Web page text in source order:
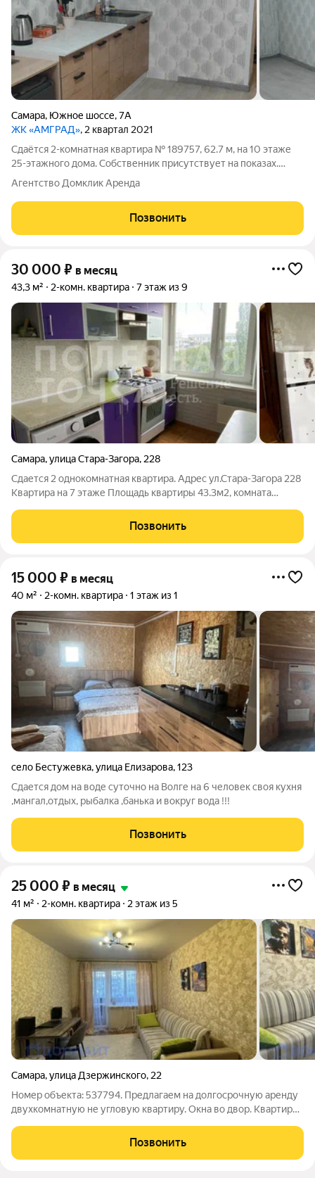
Самара, Южное шоссе,7А
ЖК «АМГРАД», 2 квартал 2021
Сдаётся 2-комнатная квартира № 189757, 62.7 м, на 10 этаже
25-этажного дома. Собственник присутствует на показах.
Коммунальные платежи включены в стоимость. Счетчики
оплачиваются отдельно. По условиям проживания: можно с
детьми, можно с питомцами. Из
Агентство Домклик Аренда
Позвонить
30 000 ₽ в месяц
43,3 м² 2-комн. квартира 7 этаж из 9
Самара,улица Стара-Загора, 228
Сдается 2 однокомнатная квартира. Адрес ул.Стара-Загора 228
Квартира на 7 этаже Площадь квартиры 43.3м2, комната
холодильник, стиральная машина, газовая плита, духовка,
чайник, шкаф купе, шкаф в
Позвонить
15 000 ₽ в месяц
40 м² 2-комн. квартира 1 этаж из 1
село Бестужевка,улица Елизарова,123
Сдается дом на воде суточно на Волге на 6 человек своя кухня
,мангал,отдых, рыбалка ,банька и вокруг вода !!!
Позвонить
25 000 ₽ в месяц
41 м² 2-комн. квартира 2 этаж из 5
Самара,улица Дзержинского, 22
Номер объекта: 537794. Предлагаем на долгосрочную аренду
двухкомнатную не угловую квартиру. Окна во двор. Квартира
Имеются счетчики на электричество и воду. Комнаты
просторные, есть балкон.
Позвонить